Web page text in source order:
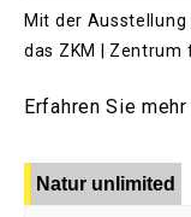
Mit der Ausstellung
das ZKM | Zentrum
Erfahren Sie mehr
Natur unlimited